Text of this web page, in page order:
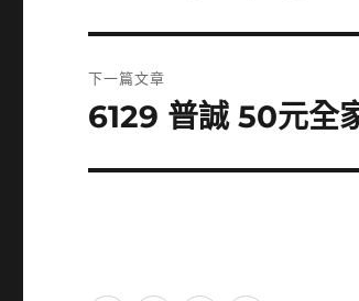
篇
文
下一篇文章
下
篇
6129 普誠 50元全